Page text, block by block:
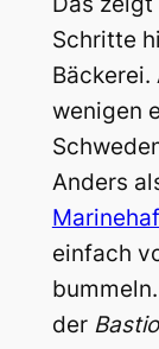
Schritte
Bäckerei.
wenigen
Anders
einfach
der